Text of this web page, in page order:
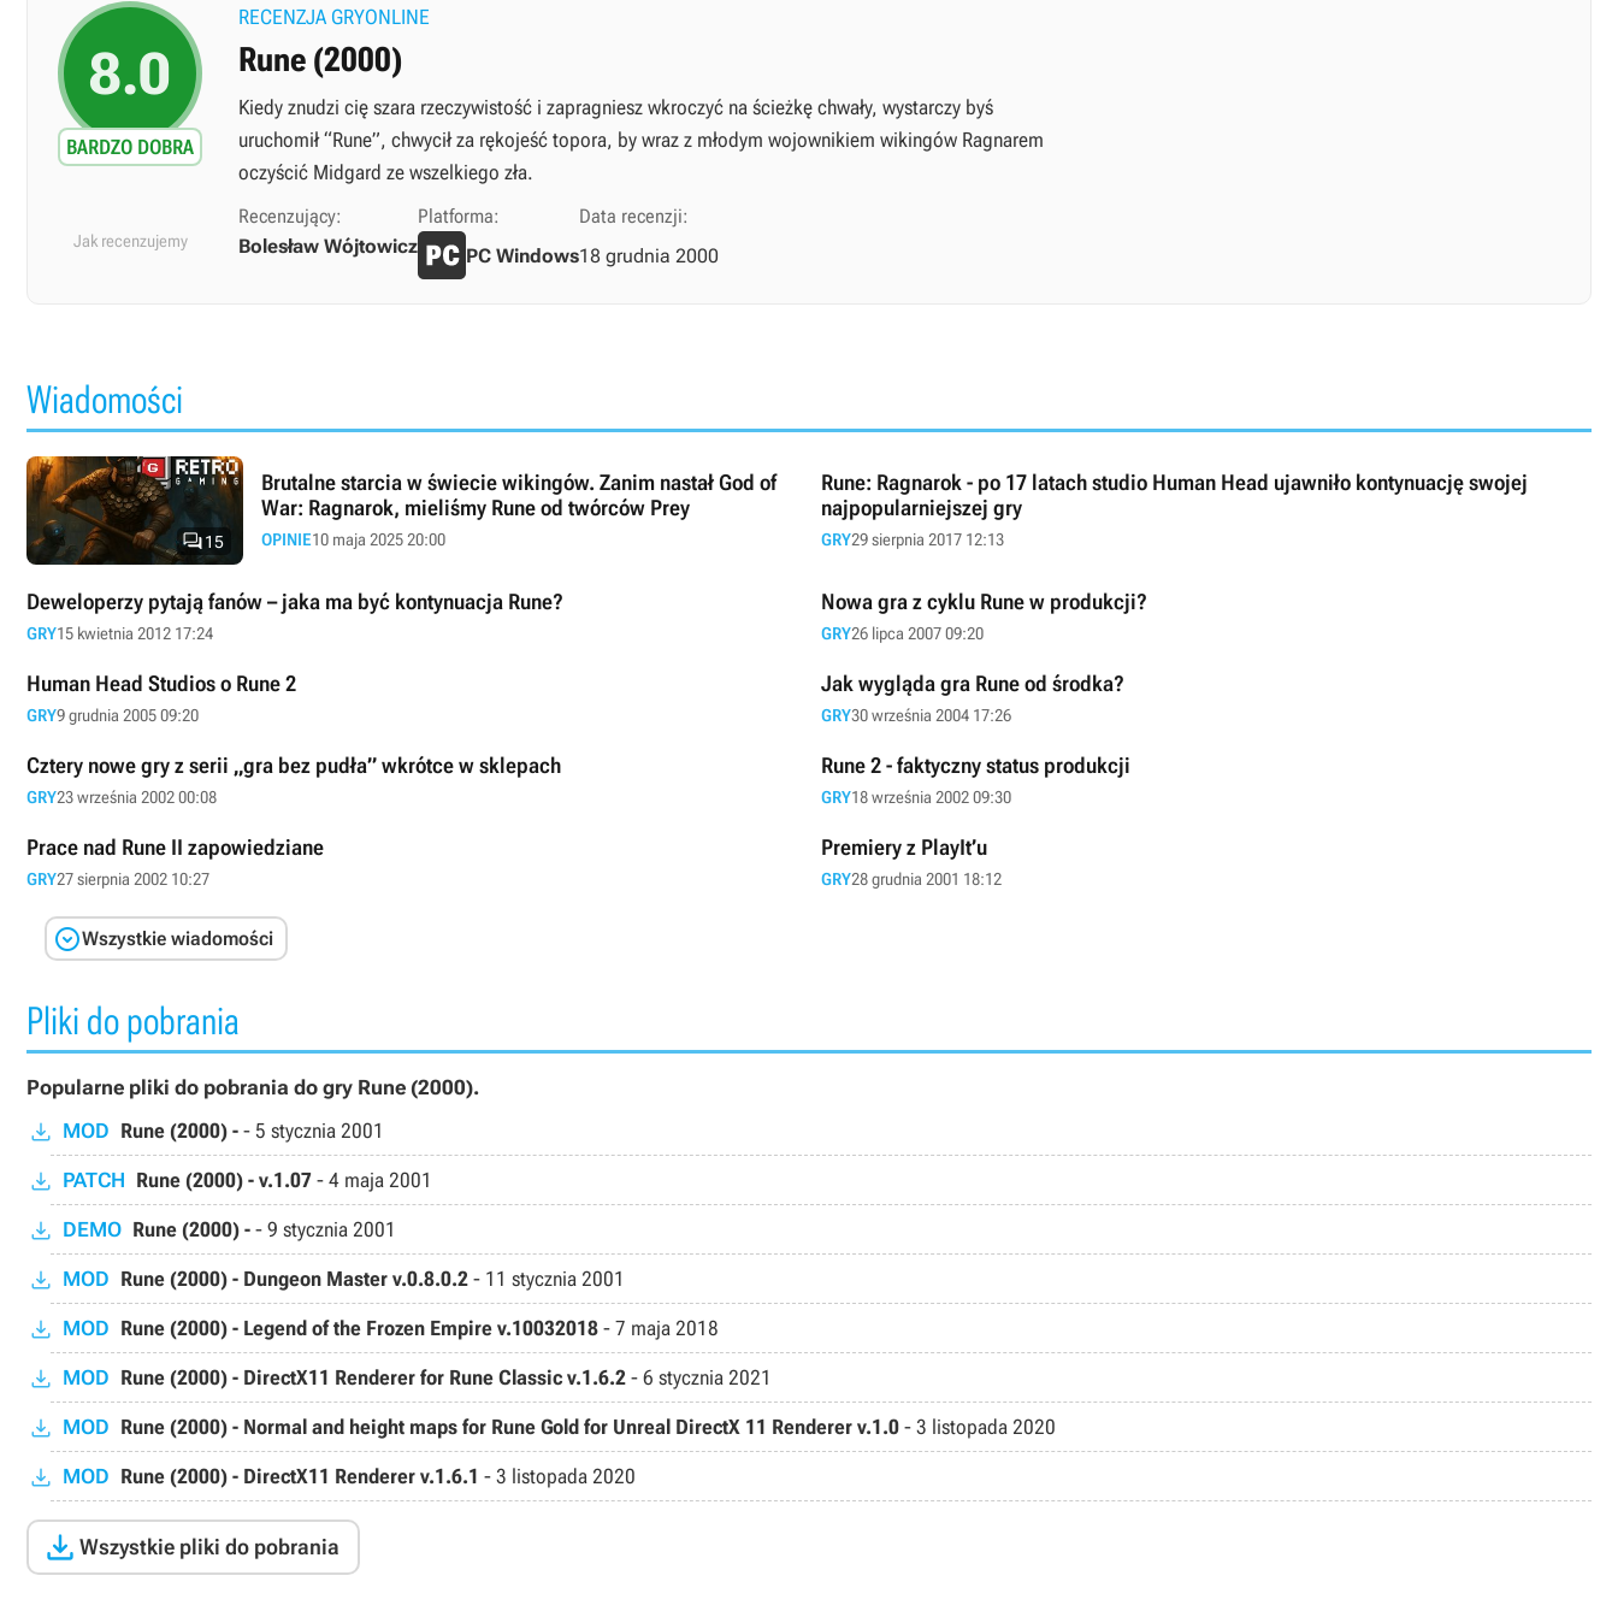
8.0
BARDZO DOBRA
RECENZJA GRYONLINE
Rune (2000)
Kiedy znudzi cię szara rzeczywistość i zapragniesz wkroczyć na ścieżkę chwały, wystarczy byś
uruchomił “Rune”, chwycił za rękojeść topora, by wraz z młodym wojownikiem wikingów Ragnarem
oczyścić Midgard ze wszelkiego zła.
Jak recenzujemy
Recenzujący:
Bolesław Wójtowicz
Platforma:
PC Windows
Data recenzji:
18 grudnia 2000
Wiadomości
15
Brutalne starcia w świecie wikingów. Zanim nastał God of
War: Ragnarok, mieliśmy Rune od twórców Prey
OPINIE10 maja 2025 20:00
Rune: Ragnarok - po 17 latach studio Human Head ujawniło kontynuację swojej
najpopularniejszej gry
GRY29 sierpnia 2017 12:13
Deweloperzy pytają fanów – jaka ma być kontynuacja Rune?
GRY15 kwietnia 2012 17:24
Nowa gra z cyklu Rune w produkcji?
GRY26 lipca 2007 09:20
Human Head Studios o Rune 2
GRY9 grudnia 2005 09:20
Jak wygląda gra Rune od środka?
GRY30 września 2004 17:26
Cztery nowe gry z serii „gra bez pudła” wkrótce w sklepach
GRY23 września 2002 00:08
Rune 2 - faktyczny status produkcji
GRY18 września 2002 09:30
Prace nad Rune II zapowiedziane
GRY27 sierpnia 2002 10:27
Premiery z PlayIt’u
GRY28 grudnia 2001 18:12
Wszystkie wiadomości
Pliki do pobrania
Popularne pliki do pobrania do gry Rune (2000).
MOD Rune (2000) - - 5 stycznia 2001
PATCH Rune (2000) - v.1.07 - 4 maja 2001
DEMO Rune (2000) - - 9 stycznia 2001
MOD Rune (2000) - Dungeon Master v.0.8.0.2 - 11 stycznia 2001
MOD Rune (2000) - Legend of the Frozen Empire v.10032018 - 7 maja 2018
MOD Rune (2000) - DirectX11 Renderer for Rune Classic v.1.6.2 - 6 stycznia 2021
MOD Rune (2000) - Normal and height maps for Rune Gold for Unreal DirectX 11 Renderer v.1.0 - 3 listopada 2020
MOD Rune (2000) - DirectX11 Renderer v.1.6.1 - 3 listopada 2020
 Wszystkie pliki do pobrania